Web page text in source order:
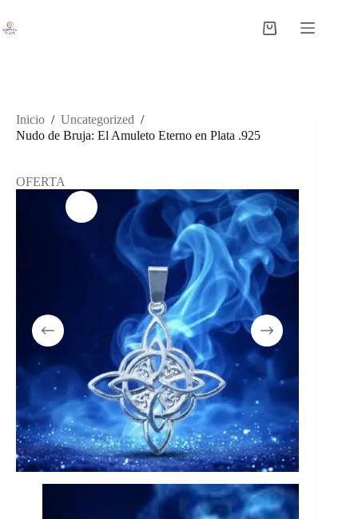
al
contenido
Carro
Inicio / Uncategorized /
Nudo de Bruja: El Amuleto Eterno en Plata .925
OFERTA